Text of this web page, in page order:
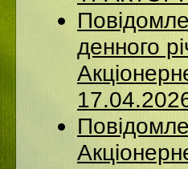
денного